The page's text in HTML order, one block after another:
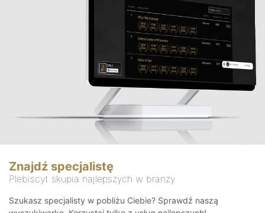
Znajdź specjalistę
Plebiscyt skupia najlepszych w branży
Szukasz specjalisty w pobliżu Ciebie? Sprawdź naszą